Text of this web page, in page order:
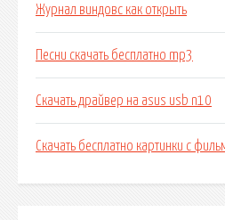
Журнал виндовс как открыть
Песни скачать бесплатно mp3
Скачать драйвер на asus usb n10
Скачать бесплатно картинки с